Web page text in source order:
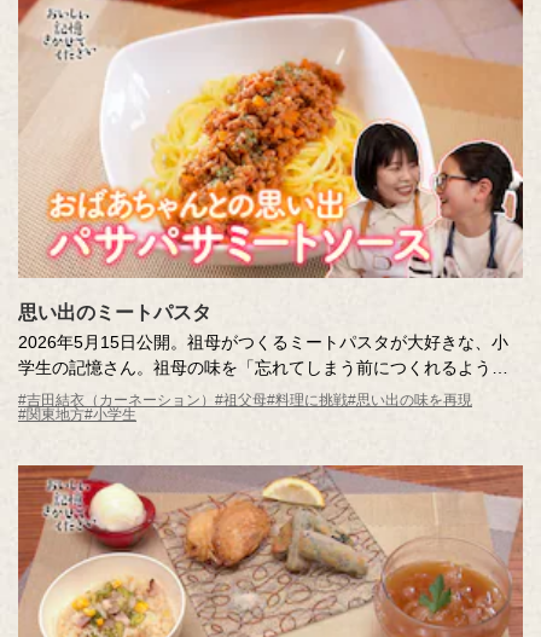
思い出のミートパスタ
2026年5月15日公開。祖母がつくるミートパスタが大好きな、小
学生の記憶さん。祖母の味を「忘れてしまう前につくれるように
なりたい」という記憶さんの願いを叶えるため、料理上手な調査
員ともに再現に挑戦します。祖父が書き起こしてくれたレシピを
#吉田結衣（カーネーション） #祖父母#料理に挑戦#思い出の味を再現
#関東地方#小学生